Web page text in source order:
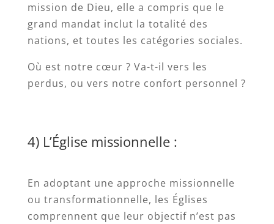
mission de Dieu, elle a compris que le
grand mandat inclut la totalité des
nations, et toutes les catégories sociales.
Où est notre cœur ? Va-t-il vers les
perdus, ou vers notre confort personnel ?
4) L’Église missionnelle :
En adoptant une approche missionnelle
ou transformationnelle, les Églises
comprennent que leur objectif n’est pas